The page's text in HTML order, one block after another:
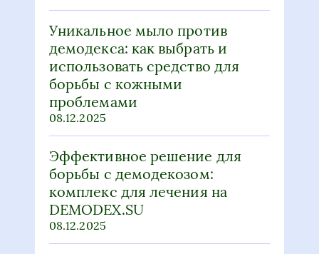
Уникальное мыло против
демодекса: как выбрать и
использовать средство для
борьбы с кожными
проблемами
08.12.2025
Эффективное решение для
борьбы с демодекозом:
комплекс для лечения на
DEMODEX.SU
08.12.2025